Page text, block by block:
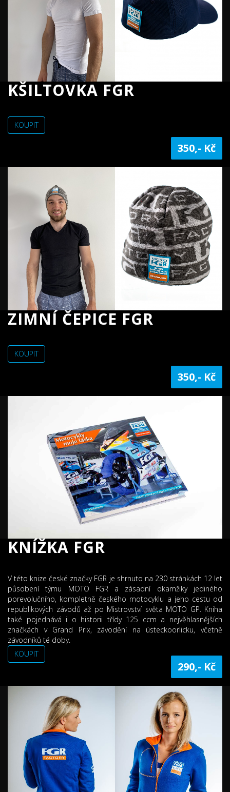
KŠILTOVKA FGR
350,- Kč
KOUPIT
ZIMNÍ ČEPICE FGR
350,- Kč
KOUPIT
KNÍŽKA FGR
V této knize české značky FGR je shrnuto na 230 stránkách 12 let
působení týmu MOTO FGR a zásadní okamžiky jediného
porevolučního, kompletně českého motocyklu a jeho cestu od
republikových závodů až po Mistrovství světa MOTO GP. Kniha
také pojednává i o historii třídy 125 ccm a nejvěhlasnějších
značkách v Grand Prix, závodění na ústeckoorlicku, včetně
závodníků té doby.
290,- Kč
KOUPIT